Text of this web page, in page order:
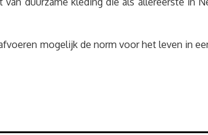
mogelijk de norm voor het leven in